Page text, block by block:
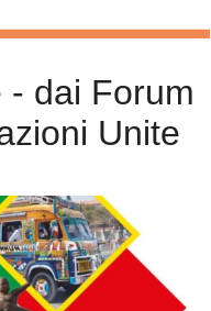
- dai Forum
Unite